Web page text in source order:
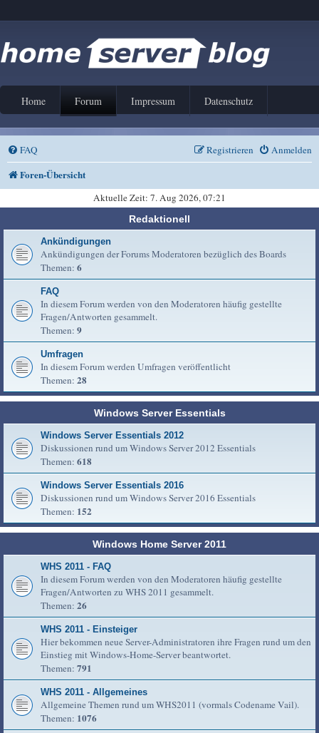
Home Forum Impressum Datenschutz
FAQ Anmelden
Registrieren
Foren-Übersicht
Aktuelle Zeit: 7. Aug 2026, 07:21
Redaktionell
Ankündigungen
Ankündigungen der Forums Moderatoren bezüglich des Boards
Themen: 6
FAQ
In diesem Forum werden von den Moderatoren häufig gestellte
Fragen/Antworten gesammelt.
Themen: 9
Umfragen
In diesem Forum werden Umfragen veröffentlicht
Themen: 28
Windows Server Essentials
Windows Server Essentials 2012
Diskussionen rund um Windows Server 2012 Essentials
Themen: 618
Windows Server Essentials 2016
Diskussionen rund um Windows Server 2016 Essentials
Themen: 152
Windows Home Server 2011
WHS 2011 - FAQ
In diesem Forum werden von den Moderatoren häufig gestellte
Fragen/Antworten zu WHS 2011 gesammelt.
Themen: 26
WHS 2011 - Einsteiger
Hier bekommen neue Server-Administratoren ihre Fragen rund um den
Einstieg mit Windows-Home-Server beantwortet.
Themen: 791
WHS 2011 - Allgemeines
Allgemeine Themen rund um WHS2011 (vormals Codename Vail).
Themen: 1076